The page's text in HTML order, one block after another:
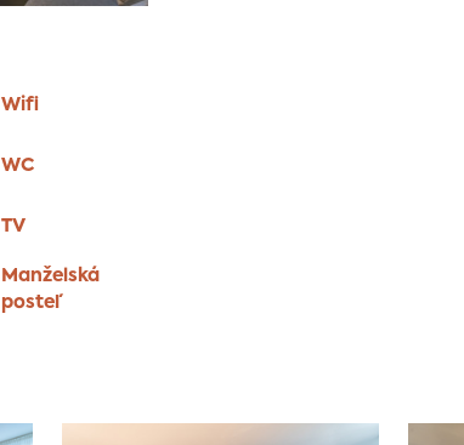
Wifi
WC
TV
Manželská
posteľ